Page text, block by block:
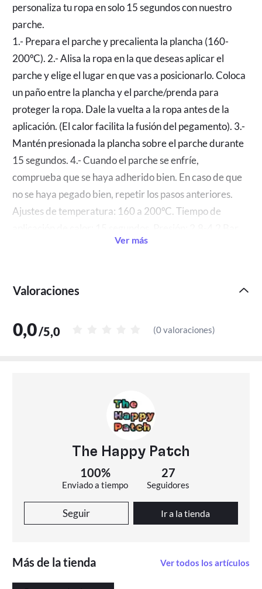
personaliza tu ropa en solo 15 segundos con nuestro
parche.
1.- Prepara el parche y precalienta la plancha (160-
200ºC). 2.- Alisa la ropa en la que deseas aplicar el
parche y elige el lugar en que vas a posicionarlo. Coloca
un paño entre la plancha y el parche/prenda para
proteger la ropa. Dale la vuelta a la ropa antes de la
aplicación. (El calor facilita la fusión del pegamento). 3.-
Mantén presionada la plancha sobre el parche durante
15 segundos. 4.- Cuando el parche se enfríe,
comprueba que se haya adherido bien. En caso de que
no se haya pegado bien, repetir los pasos anteriores.
Ajustes de temperatura: 160 a 200ºC. Tiempo de
prueba de sustancias nocivas. El parche es seguro.
Ver más
Valoraciones
0,0/5,0 (0 valoraciones)
The Happy Patch
100%
Enviado a tiempo
27
Seguidores
Seguir Ir a la tienda
Más de la tienda Ver todos los artículos